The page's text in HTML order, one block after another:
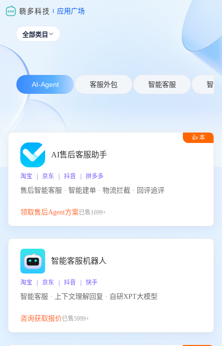
应用广场
全部类目 
AI-Agent 客服外包 智能客服 智能
👍 本
AI售后客服助手
淘宝 | 京东 | 抖音 | 拼多多
售后智能客服 · 智能建单 · 物流拦截 · 回评追评
领取售后Agent方案已售1699+
智能客服机器人
淘宝 | 京东 | 抖音 | 快手
智能客服 · 上下文理解回复 · 自研XPT大模型
咨询获取报价已售5999+